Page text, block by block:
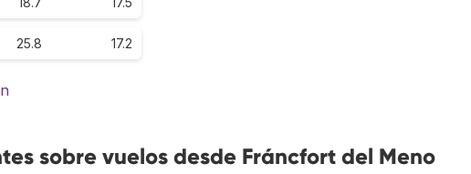
25.8 17.2
sobre vuelos desde Fráncfort del Meno